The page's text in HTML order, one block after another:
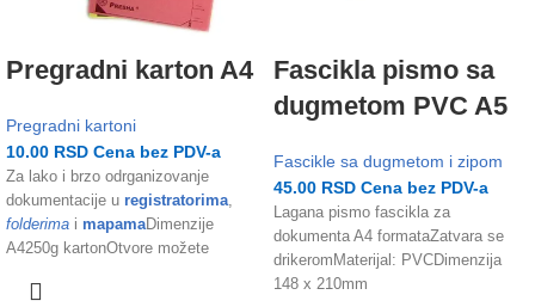
Pregradni karton A4
Pregradni kartoni
10.00 RSD Cena bez PDV-a
Za lako i brzo odrganizovanje
dokumentacije u registratorima,
folderima i mapamaDimenzije
A4250g kartonOtvore možete
prilagoditi svojim potrebama
Fascikla pismo sa
dugmetom PVC A5
Fascikle sa dugmetom i zipom
45.00 RSD Cena bez PDV-a
Lagana pismo fascikla za
dokumenta A4 formataZatvara se
drikeromMaterijal: PVCDimenzija
148 x 210mm